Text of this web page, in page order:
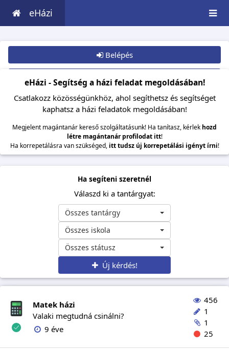
eHázi
Belépés
Csatlakozom
eHázi - Segítség a házi feladat megoldásában!
Csatlakozz közösségünkhöz, ahol segíthetsz és segítséget
kaphatsz a házi feladatok megoldásában!
Megjelent magántanár kereső szolgáltatásunk! Ha tanítasz, kérlek hozd
létre magántanár profilodat itt!
Ha korrepetálásra van szükséged, itt tudsz új korrepetálási igényt írni!
Ha segíteni szeretnél
Válaszd ki a tantárgyat:
Összes tantárgy
Összes iskola
Összes státusz
Új kérdés!
Matek házi
Valaki megtudná csinálni?
9 éve
456
1
1
25